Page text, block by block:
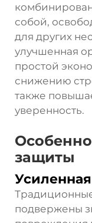
собой,
для других
улучшенная
простой
снижению
также
уверенность.
защиты
подвержены